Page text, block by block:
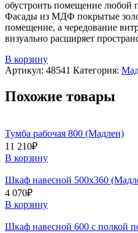
обустроить помещение любой
Фасады из МДФ покрытые
помещение, а чередование
визуально расширяет
В корзину
Артикул: 48541 Категория:
Похожие товары
Тумба рабочая 800 (Мадлен)
11 210₽
В корзину
Шкаф навесной 500х360
4 070₽
В корзину
Шкаф навесной 600 с полкой